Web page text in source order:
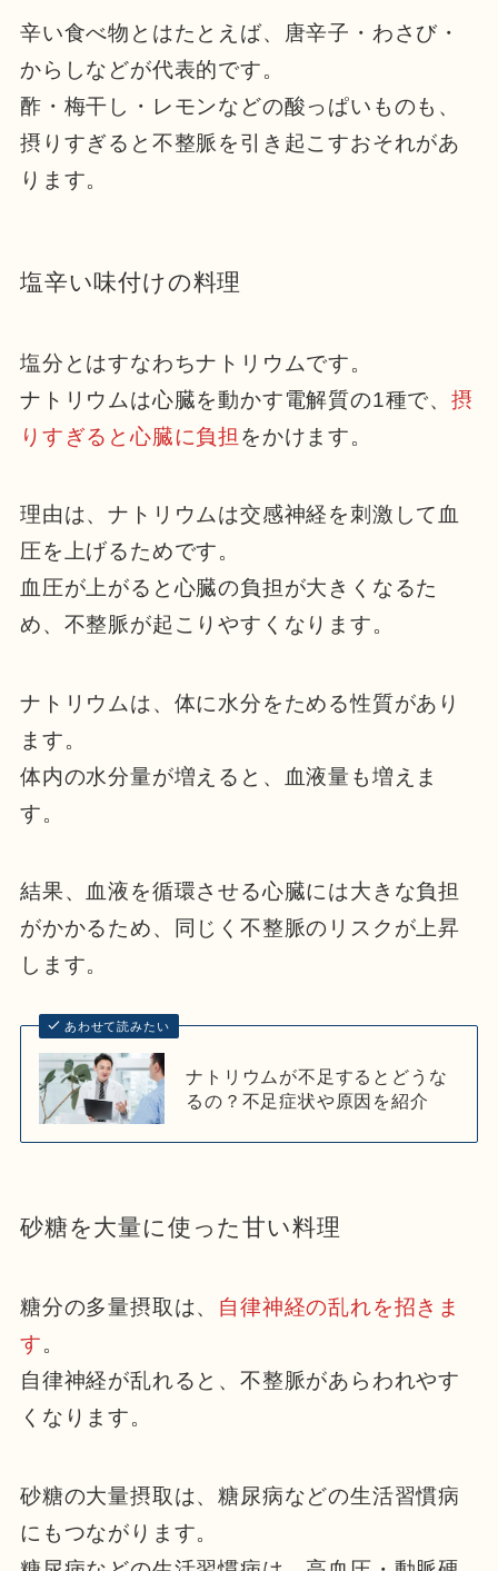
辛い食べ物とはたとえば、唐辛子・わさび・
からしなどが代表的です。
酢・梅干し・レモンなどの酸っぱいものも、
摂りすぎると不整脈を引き起こすおそれがあ
ります。
塩辛い味付けの料理
塩分とはすなわちナトリウムです。
ナトリウムは心臓を動かす電解質の1種で、摂
りすぎると心臓に負担 をかけます。
理由は、ナトリウムは交感神経を刺激して血
圧を上げるためです。
血圧が上がると心臓の負担が大きくなるた
め、不整脈が起こりやすくなります。
ナトリウムは、体に水分をためる性質があり
ます。
体内の水分量が増えると、血液量も増えま
す。
結果、血液を循環させる心臓には大きな負担
がかかるため、同じく不整脈のリスクが上昇
します。
あわせて読みたい
ナトリウムが不足するとどうな
るの？不足症状や原因を紹介
砂糖を大量に使った甘い料理
糖分の多量摂取は、 自律神経の乱れを招きま
す。
自律神経が乱れると、不整脈があらわれやす
くなります。
砂糖の大量摂取は、糖尿病などの生活習慣病
にもつながります。